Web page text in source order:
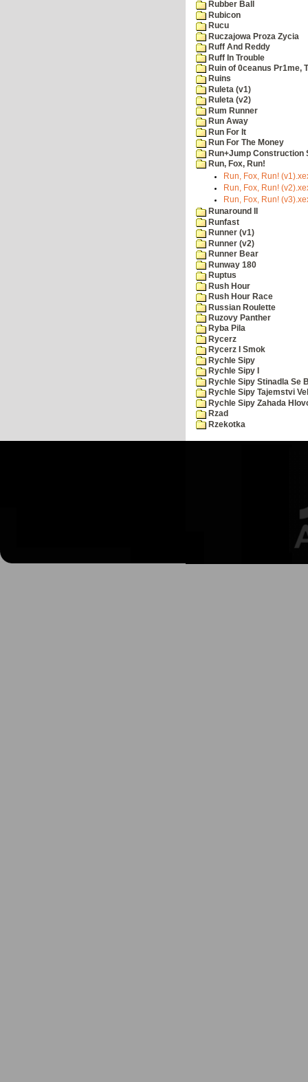
Rubber Ball
Rubicon
Rucu
Ruczajowa Proza Zycia
Ruff And Reddy
Ruff In Trouble
Ruin of 0ceanus Pr1me,
Ruins
Ruleta (v1)
Ruleta (v2)
Rum Runner
Run Away
Run For It
Run For The Money
Run+Jump Construction
Run, Fox, Run!
Run, Fox, Run!
Run, Fox, Run!
Run, Fox, Run!
Runaround II
Runfast
Runner (v1)
Runner (v2)
Runner Bear
Runway 180
Ruptus
Rush Hour
Rush Hour Race
Russian Roulette
Ruzovy Panther
Ryba Pila
Rycerz
Rycerz I Smok
Rychle Sipy
Rychle Sipy I
Rychle Sipy Stinadla Se
Rychle Sipy Tajemstvi
Rychle Sipy Zahada
Rzad
Rzekotka